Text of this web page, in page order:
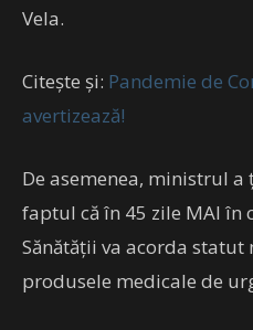
Vela.
Citește și: Pandemie de
avertizează!
De asemenea, ministrul a
faptul că în 45 zile MAI
Sănătății va acorda
produsele medicale de